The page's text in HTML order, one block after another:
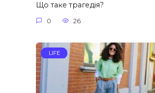
Що таке трагедія?
0 26
LIFE